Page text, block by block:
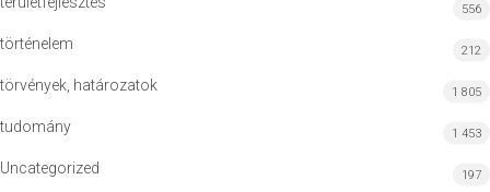
556
történelem 212
törvények, határozatok 1 805
tudomány 1 453
Uncategorized 197